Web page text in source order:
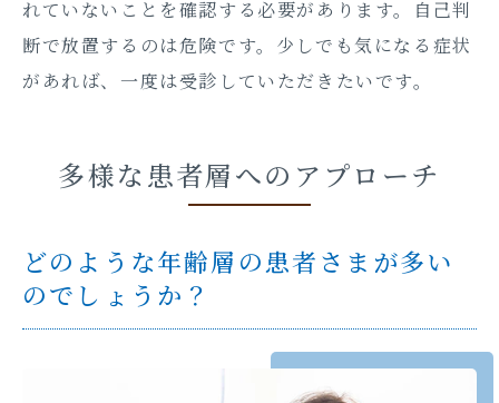
れていないことを確認する必要があります。自己判
断で放置するのは危険です。少しでも気になる症状
があれば、一度は受診していただきたいです。
多様な患者層へのアプローチ
どのような年齢層の患者さまが多い
のでしょうか？